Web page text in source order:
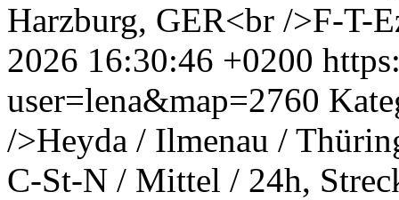
Harzburg, GER<br />F-T-
2026 16:30:46 +0200
user=lena&map=2760
/>Heyda / Ilmenau /
C-St-N / Mittel / 24h,